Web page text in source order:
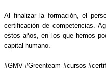
Al finalizar la formación, el
certificación de competencias.
estos años, en los que hemos
capital humano.
#GMV #Greenteam #cursos